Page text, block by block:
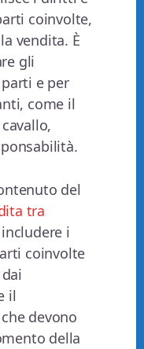
coinvolte,
vendita. È
gli
e per
come il
del
tra
i
coinvolte
il
che devono
della